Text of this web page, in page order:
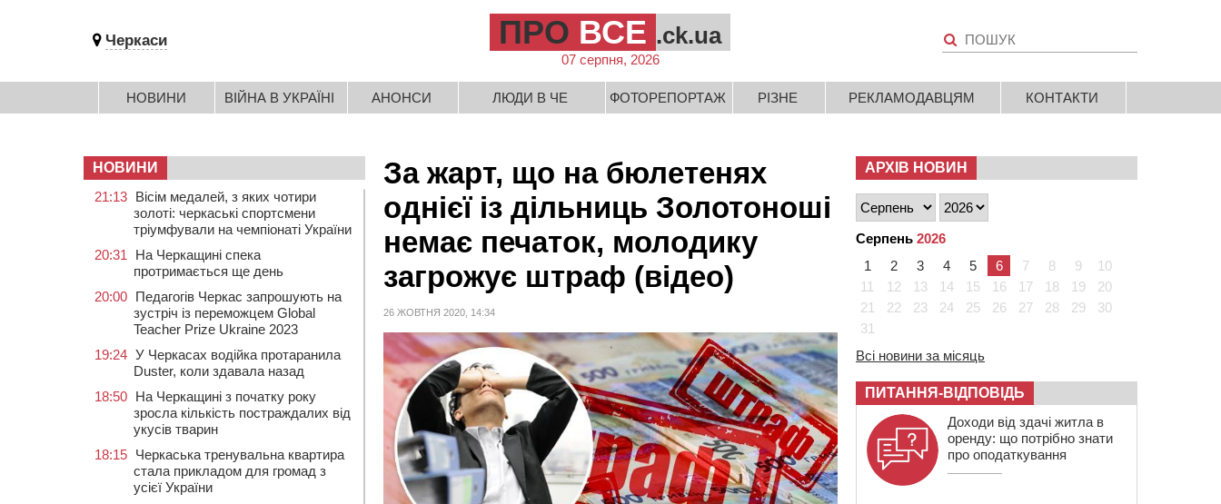
Черкаси ПРО ВСЕ .ck.ua
07 серпня, 2026
НОВИНИ ВІЙНА В УКРАЇНІ АНОНСИ ЛЮДИ В ЧЕ ФОТОРЕПОРТАЖ РІЗНЕ РЕКЛАМОДАВЦЯМ КОНТАКТИ
За жарт, що на бюлетенях
однієї із дільниць Золотоноші
немає печаток, молодику
загрожує штраф (відео)
26 ЖОВТНЯ 2020, 14:34
НОВИНИ
21:13 Вісім медалей, з яких чотири
золоті: черкаські спортсмени
тріумфували на чемпіонаті України
20:31
На Черкащині спека
протримається ще день
20:00 Педагогів Черкас запрошують на
зустріч із переможцем Global
Teacher Prize Ukraine 2023
19:24 У Черкасах водійка протаранила
Duster, коли здавала назад
18:50 На Черкащині з початку року
зросла кількість постраждалих від
укусів тварин
18:15 Черкаська тренувальна квартира
стала прикладом для громад з
усієї України
АРХІВ НОВИН
Серпень 2026
1
2 3 4 5 6 7 8 9
10
11
12 13 14 15 16 17 18 19
20
21
22 23 24 25 26 27 28 29
30
31
Всі новини за місяць
ПИТАННЯ-ВІДПОВІДЬ
Доходи від здачі житла в
оренду: що потрібно знати
про оподаткування